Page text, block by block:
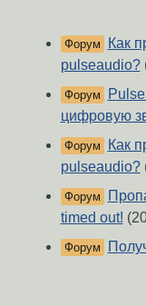
Форум
Как
pulseaudio?
Форум
цифровую
Форум
Как
pulseaudio?
Форум
timed out!
Форум